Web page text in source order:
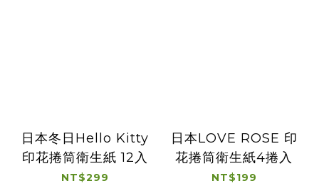
日本冬日Hello Kitty
印花捲筒衛生紙 12入
NT$299
日本LOVE ROSE 印
花捲筒衛生紙4捲入
NT$199